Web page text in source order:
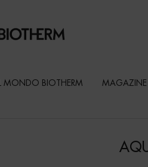
IL MONDO BIOTHERM MAGAZINE